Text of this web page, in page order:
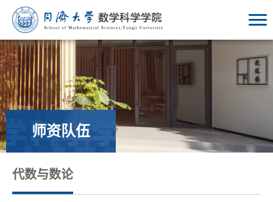
师资队伍
代数与数论